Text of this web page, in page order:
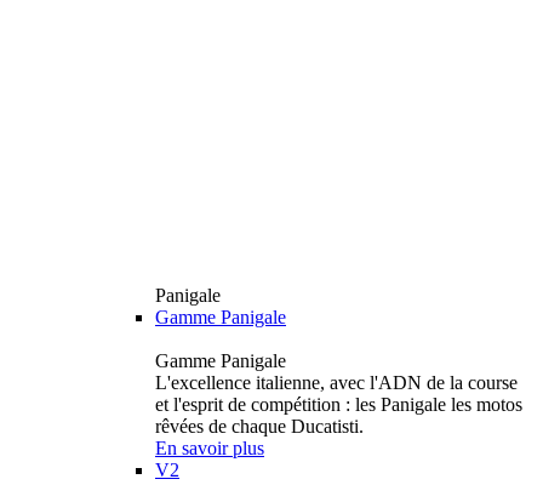
Panigale
Gamme Panigale
Gamme Panigale
L'excellence italienne, avec l'ADN de la course
et l'esprit de compétition : les Panigale les motos
rêvées de chaque Ducatisti.
En savoir plus
V2